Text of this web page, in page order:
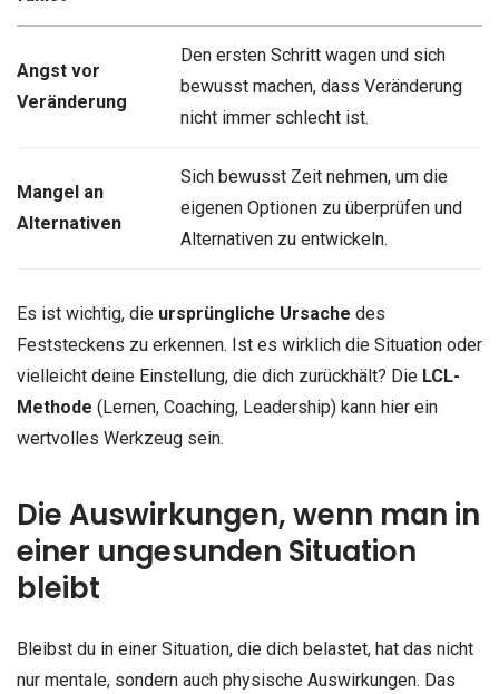
Angst vor
Veränderung
Den ersten Schritt wagen und sich
bewusst machen, dass Veränderung
nicht immer schlecht ist.
Mangel an
Alternativen
Sich bewusst Zeit nehmen, um die
eigenen Optionen zu überprüfen und
Alternativen zu entwickeln.
Es ist wichtig, die ursprüngliche Ursache des
Feststeckens zu erkennen. Ist es wirklich die Situation oder
vielleicht deine Einstellung, die dich zurückhält? Die LCL-
Methode (Lernen, Coaching, Leadership) kann hier ein
wertvolles Werkzeug sein.
Die Auswirkungen, wenn man in
einer ungesunden Situation
bleibt
Bleibst du in einer Situation, die dich belastet, hat das nicht
nur mentale, sondern auch physische Auswirkungen. Das